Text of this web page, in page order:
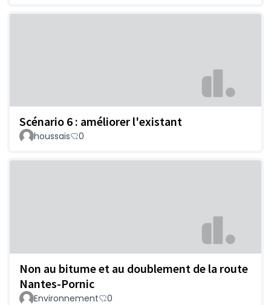
Scénario 6 : améliorer l'existant
houssais 0
Non au bitume et au doublement de la route
Nantes-Pornic
Environnement 0